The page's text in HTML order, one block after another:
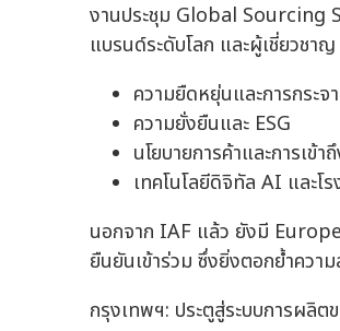
งานประชุม Global Sourcing
แบรนด์ระดับโลก และผู้เชี่ยวชา
ความยืดหยุ่นและการกระ
ความยั่งยืนและ ESG
นโยบายการค้าและการเข้า
เทคโนโลยีดิจิทัล AI และโ
นอกจาก IAF แล้ว ยังมี
ยืนยันเข้าร่วม ซึ่งยิ่งตอกย้ำควา
กรุงเทพฯ: ประตูสู่ระบบการผลิต